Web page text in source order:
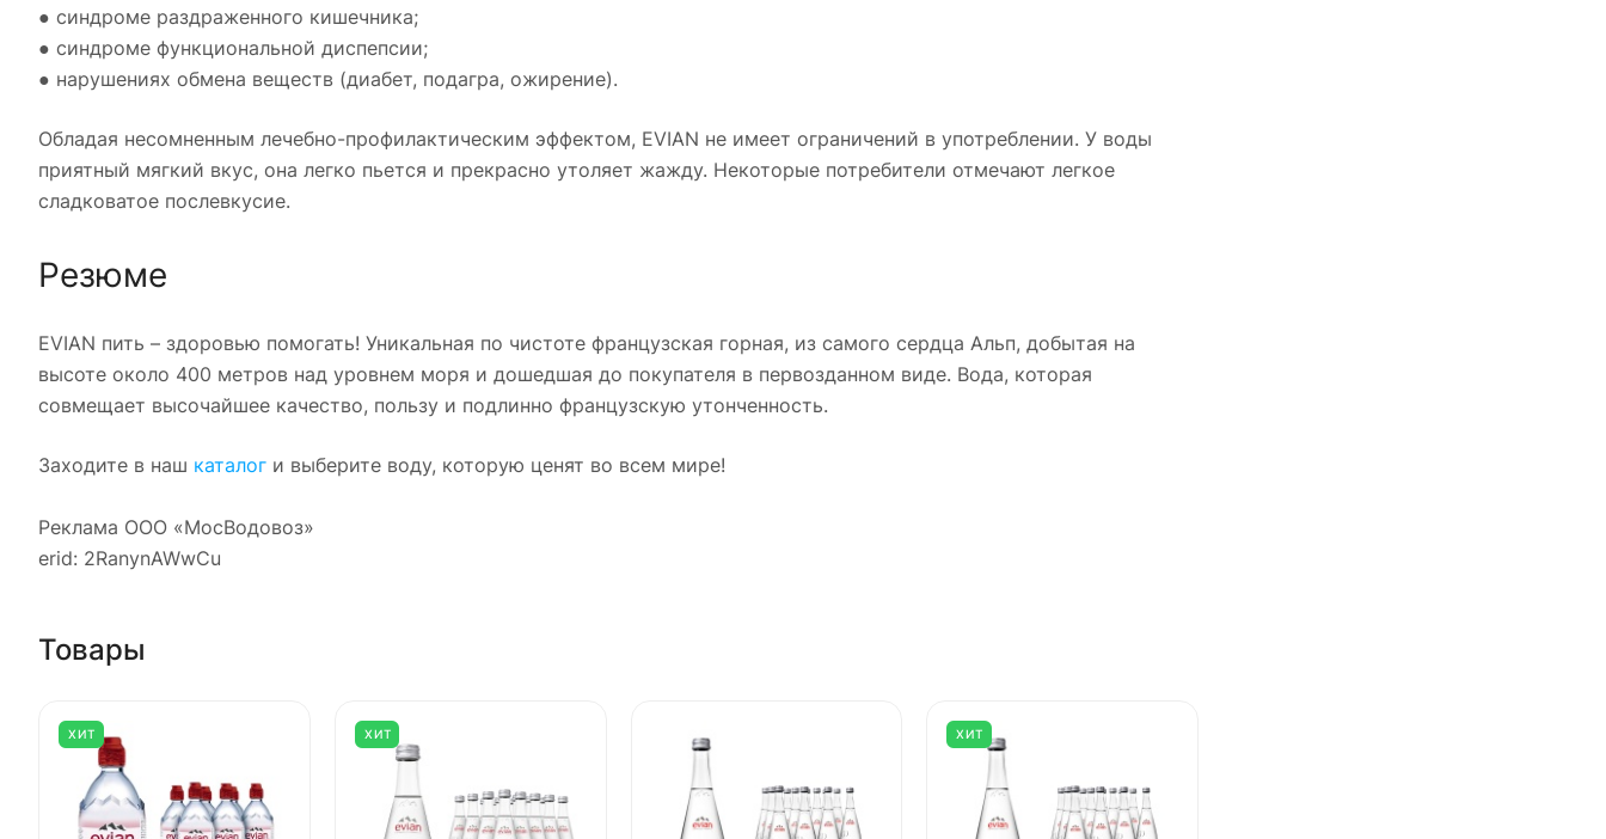
● синдроме раздраженного кишечника;
● синдроме функциональной диспепсии;
● нарушениях обмена веществ (диабет, подагра, ожирение).
Обладая несомненным лечебно-профилактическим эффектом, EVIAN не имеет ограничений в употреблении. У воды
приятный мягкий вкус, она легко пьется и прекрасно утоляет жажду. Некоторые потребители отмечают легкое
сладковатое послевкусие.
Резюме
EVIAN пить – здоровью помогать! Уникальная по чистоте французская горная, из самого сердца Альп, добытая на
высоте около 400 метров над уровнем моря и дошедшая до покупателя в первозданном виде. Вода, которая
совмещает высочайшее качество, пользу и подлинно французскую утонченность.
Заходите в наш каталог и выберите воду, которую ценят во всем мире!
Реклама ООО «МосВодовоз»
erid: 2RanynAWwCu
Товары
ХИТ ХИТ ХИТ